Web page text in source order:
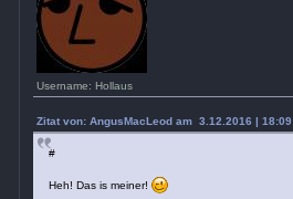
Username: Hollaus
Zitat von: AngusMacLeod am 3.12.2016 | 18:09
#
Heh! Das is meiner!